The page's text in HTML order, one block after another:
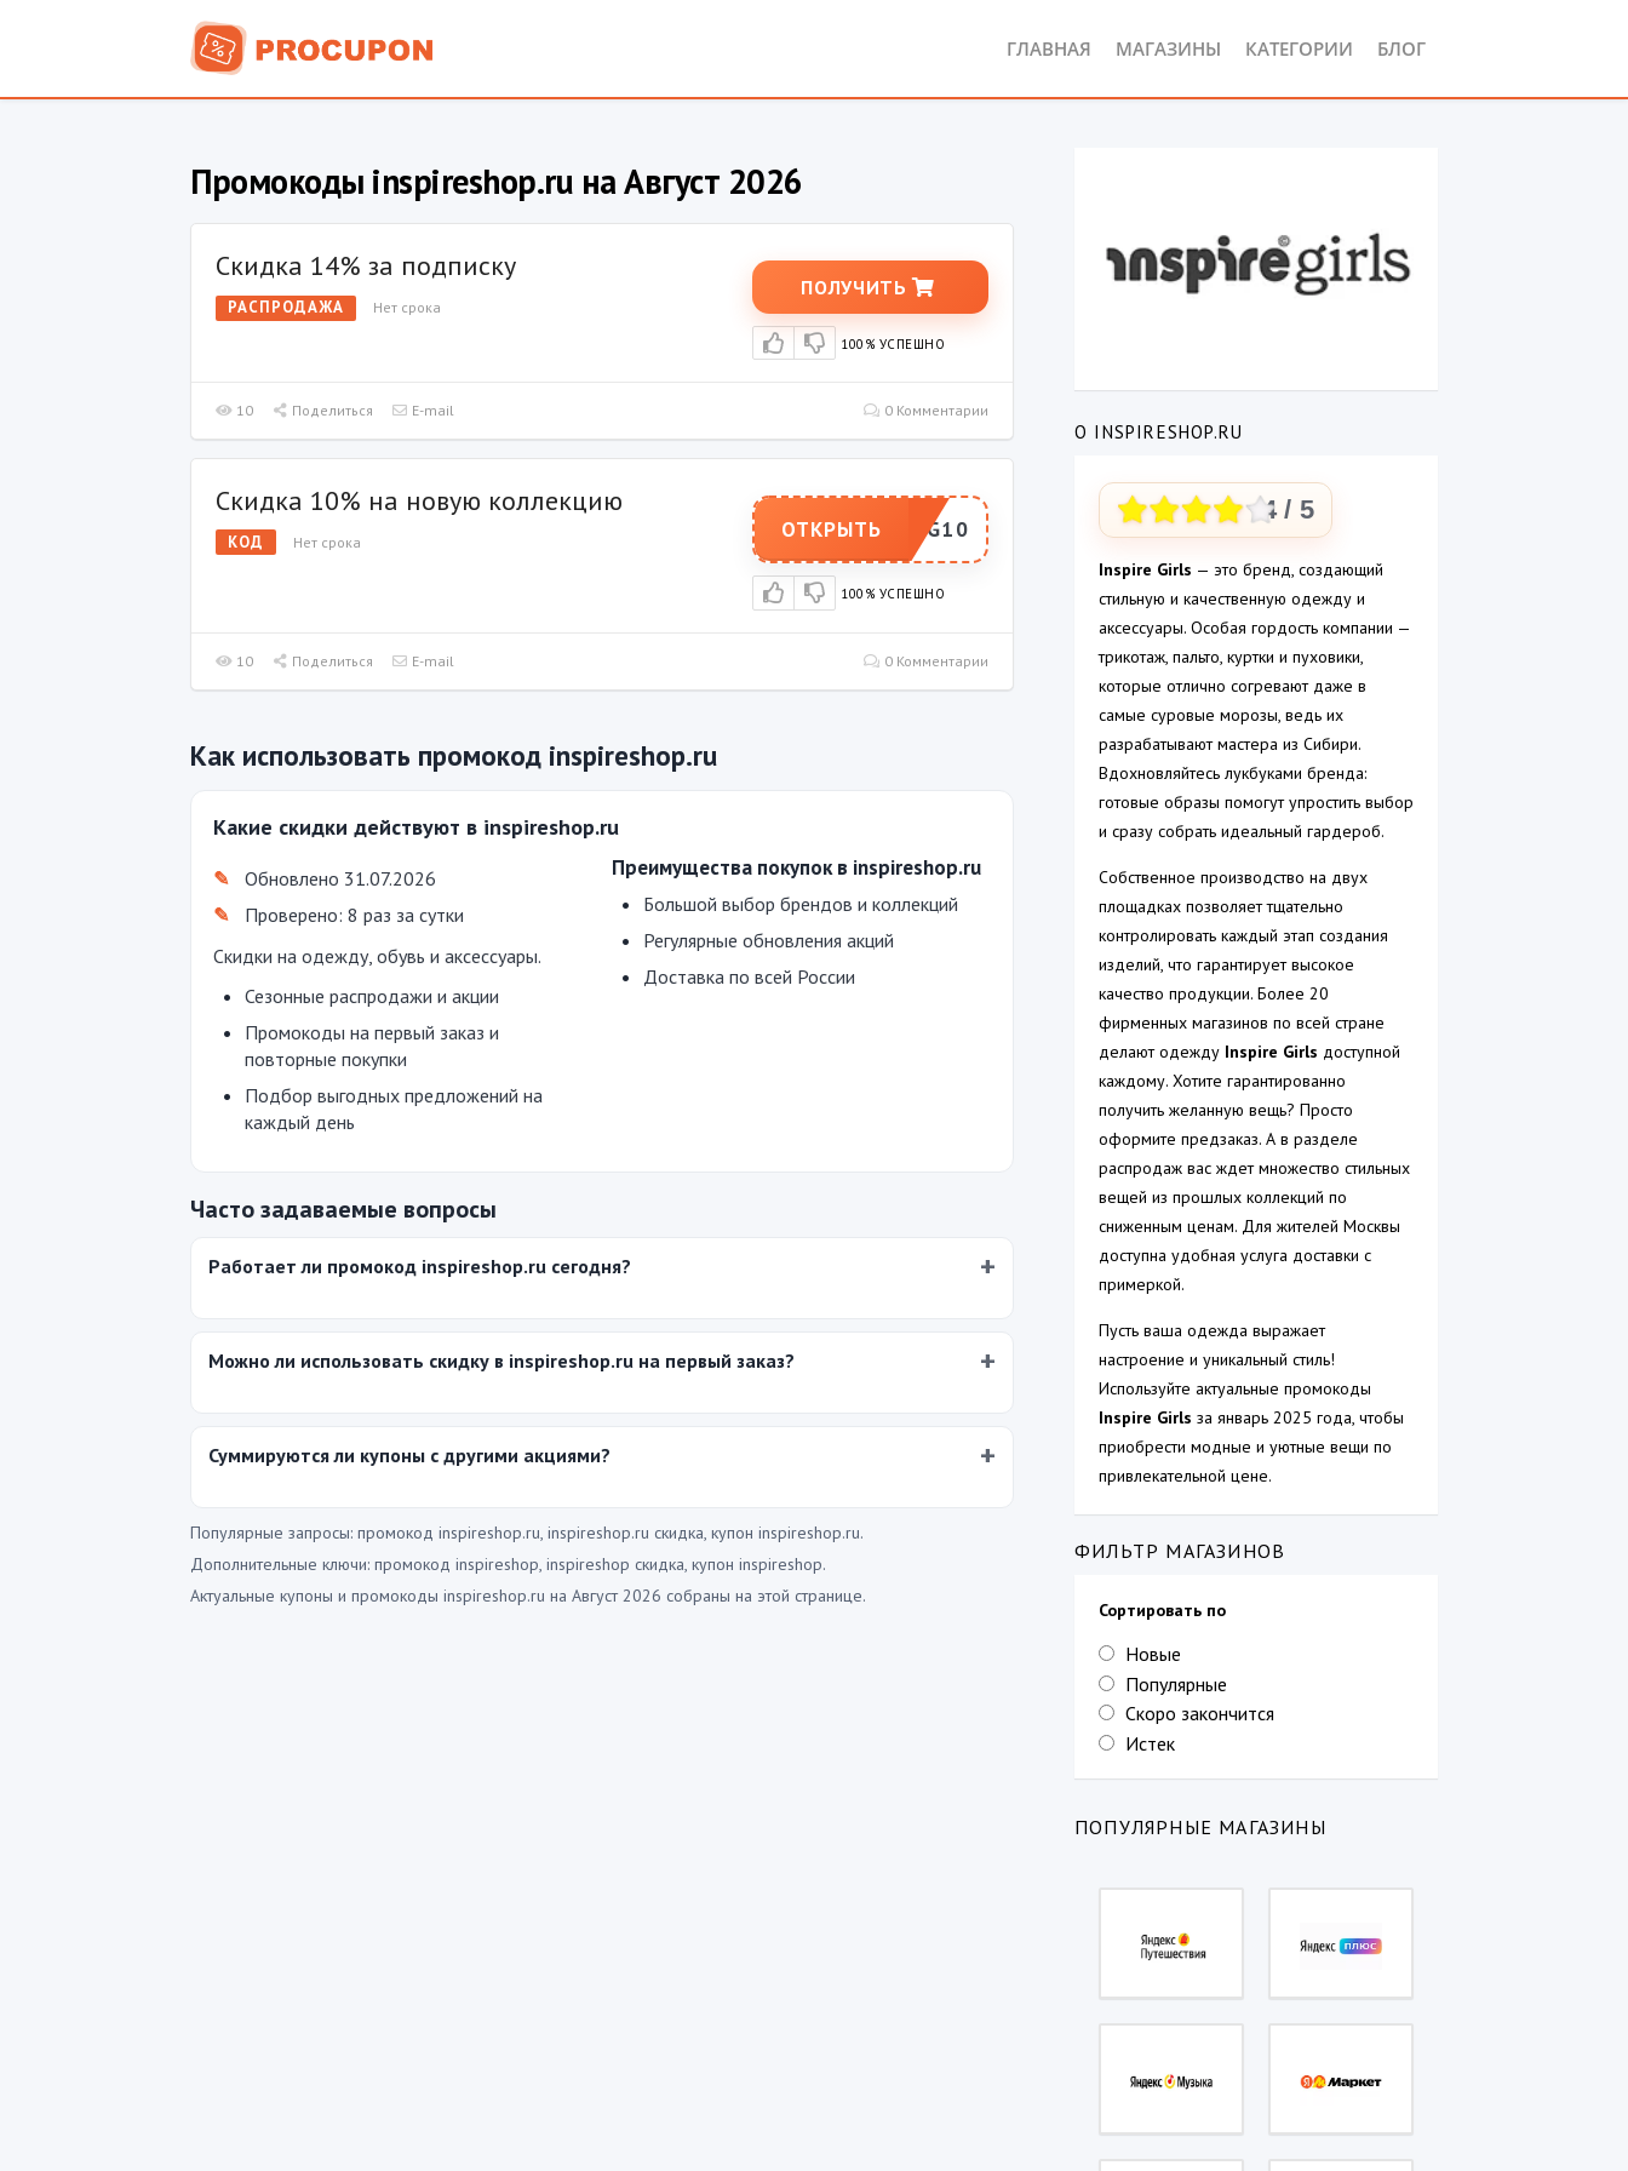
ГЛАВНАЯ МАГАЗИНЫ КАТЕГОРИИ БЛОГ
Промокоды inspireshop.ru на Август 2026
Скидка 14% за подписку
РАСПРОДАЖА Нет срока
ПОЛУЧИТЬ
100% УСПЕШНО
10 Поделиться E-mail 0 Комментарии
Скидка 10% на новую коллекцию
КОД Нет срока SPRING10
ОТКРЫТЬ
100% УСПЕШНО
10 Поделиться E-mail 0 Комментарии
Как использовать промокод inspireshop.ru
Какие скидки действуют в inspireshop.ru
Обновлено 31.07.2026
Проверено: 8 раз за сутки
Скидки на одежду, обувь и аксессуары.
Сезонные распродажи и акции
Промокоды на первый заказ и
повторные покупки
Подбор выгодных предложений на
каждый день
Преимущества покупок в inspireshop.ru
Большой выбор брендов и коллекций
Регулярные обновления акций
Доставка по всей России
Часто задаваемые вопросы
Работает ли промокод inspireshop.ru сегодня?
Можно ли использовать скидку в inspireshop.ru на первый заказ?
Суммируются ли купоны с другими акциями?
Популярные запросы: промокод inspireshop.ru, inspireshop.ru скидка, купон inspireshop.ru.
Дополнительные ключи: промокод inspireshop, inspireshop скидка, купон inspireshop.
Актуальные купоны и промокоды inspireshop.ru на Август 2026 собраны на этой странице.
О INSPIRESHOP.RU
4 / 5
Inspire Girls — это бренд, создающий
стильную и качественную одежду и
аксессуары. Особая гордость компании —
трикотаж, пальто, куртки и пуховики,
которые отлично согревают даже в
самые суровые морозы, ведь их
разрабатывают мастера из Сибири.
Вдохновляйтесь лукбуками бренда:
готовые образы помогут упростить выбор
и сразу собрать идеальный гардероб.
Собственное производство на двух
площадках позволяет тщательно
контролировать каждый этап создания
изделий, что гарантирует высокое
качество продукции. Более 20
фирменных магазинов по всей стране
делают одежду Inspire Girls доступной
каждому. Хотите гарантированно
получить желанную вещь? Просто
оформите предзаказ. А в разделе
распродаж вас ждет множество стильных
вещей из прошлых коллекций по
сниженным ценам. Для жителей Москвы
доступна удобная услуга доставки с
примеркой.
Пусть ваша одежда выражает
настроение и уникальный стиль!
Используйте актуальные промокоды
Inspire Girls за январь 2025 года, чтобы
приобрести модные и уютные вещи по
привлекательной цене.
ФИЛЬТР МАГАЗИНОВ
Сортировать по
Новые
Популярные
Скоро закончится
Истек
ПОПУЛЯРНЫЕ МАГАЗИНЫ